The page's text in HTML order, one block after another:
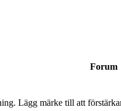
Forum
Lägg märke till att